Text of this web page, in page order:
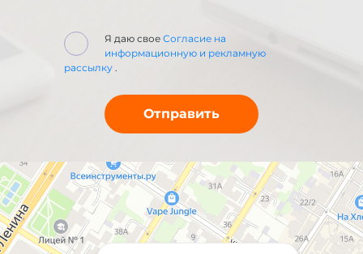
Я даю свое Согласие на
информационную и рекламную
рассылку .